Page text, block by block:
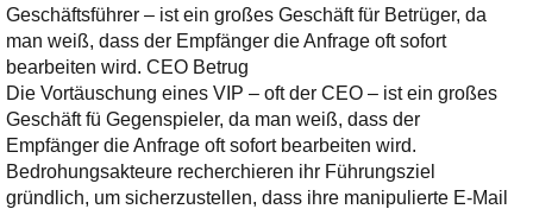
Geschäftsführer – ist ein großes Geschäft für Betrüger, da
man weiß, dass der Empfänger die Anfrage oft sofort
bearbeiten wird. CEO Betrug
Die Vortäuschung eines VIP – oft der CEO – ist ein großes
Geschäft fü Gegenspieler, da man weiß, dass der
Empfänger die Anfrage oft sofort bearbeiten wird.
Bedrohungsakteure recherchieren ihr Führungsziel
gründlich, um sicherzustellen, dass ihre manipulierte E-Mail